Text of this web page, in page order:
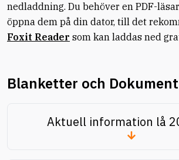
nedladdning. Du behöver en PDF-
öppna dem på din dator, till det
Foxit Reader som kan laddas ned
Blanketter och Dokument
Aktuell information lå